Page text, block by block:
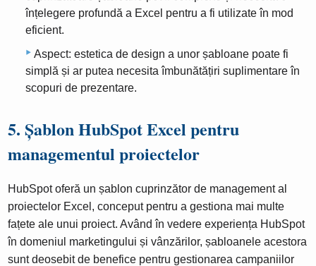
înțelegere profundă a Excel pentru a fi utilizate în mod
eficient.
Aspect: estetica de design a unor șabloane poate fi
simplă și ar putea necesita îmbunătățiri suplimentare în
scopuri de prezentare.
5. Șablon HubSpot Excel pentru
managementul proiectelor
HubSpot oferă un șablon cuprinzător de management al
proiectelor Excel, conceput pentru a gestiona mai multe
fațete ale unui proiect. Având în vedere experiența HubSpot
în domeniul marketingului și vânzărilor, șabloanele acestora
sunt deosebit de benefice pentru gestionarea campaniilor